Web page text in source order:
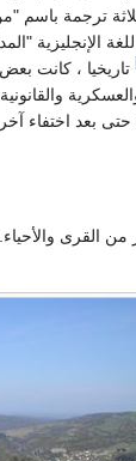
ترجمة باسم
الإنجليزية
تاريخيا ، كانت بعض
اختفاء آخر
القرى والأحياء.